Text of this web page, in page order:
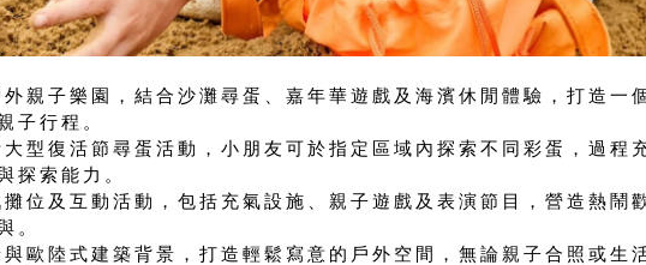
親子樂園，結合沙灘尋蛋、嘉年華遊戲及海濱休閒體驗，打造一
子行程。
型復活節尋蛋活動，小朋友可於指定區域內探索不同彩蛋，過程
探索能力。
位及互動活動，包括充氣設施、親子遊戲及表演節目，營造熱鬧
。
歐陸式建築背景，打造輕鬆寫意的戶外空間，無論親子合照或生